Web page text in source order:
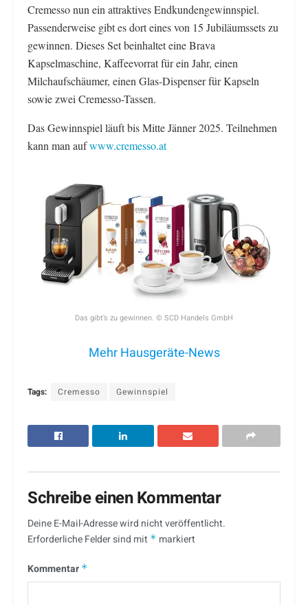
Cremesso nun ein attraktives Endkundengewinnspiel.
Passenderweise gibt es dort eines von 15 Jubiläumssets zu
gewinnen. Dieses Set beinhaltet eine Brava
Kapselmaschine, Kaffeevorrat für ein Jahr, einen
Milchaufschäumer, einen Glas-Dispenser für Kapseln
sowie zwei Cremesso-Tassen.
Das Gewinnspiel läuft bis Mitte Jänner 2025. Teilnehmen
kann man aufwww.cremesso.at
Das gibt’s zu gewinnen. © SCD Handels GmbH
Mehr Hausgeräte-News
Tags: Cremesso Gewinnspiel
Schreibe einen Kommentar
Deine E-Mail-Adresse wird nicht veröffentlicht.
Erforderliche Felder sind mit * markiert
Kommentar *